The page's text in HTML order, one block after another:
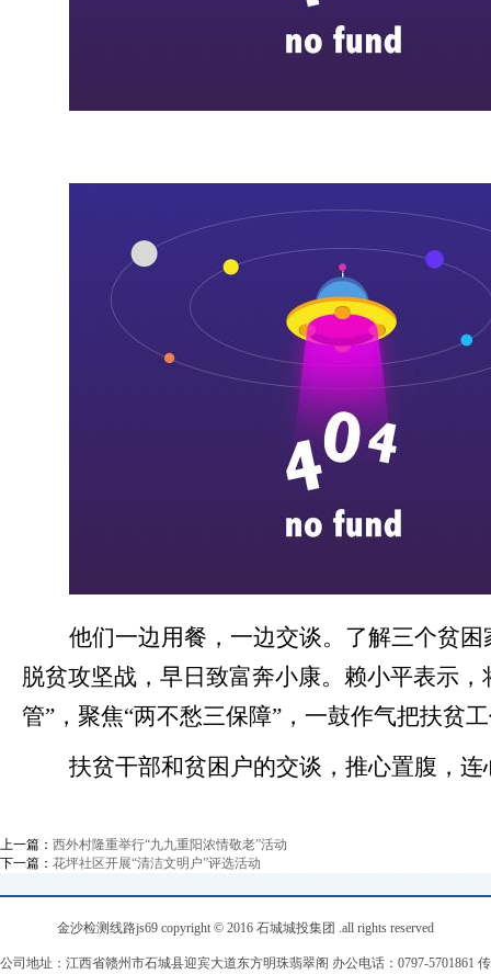
他们一边用餐，一边交谈。了解三个贫
脱贫攻坚战，早日致富奔小康。赖小平表示
管”，聚焦“两不愁三保障”，一鼓作气把扶贫
扶贫干部和贫困户的交谈，推心置腹，连
上一篇： 西外村隆重举行“九九重阳浓情敬老”活动
下一篇： 花坪社区开展“清洁文明户”评选活动
金沙检测线路js69 copyright © 2016 石城城投集团 .all rights reserved
公司地址：江西省赣州市石城县迎宾大道东方明珠翡翠阁 办公电话：0797-5701861 传